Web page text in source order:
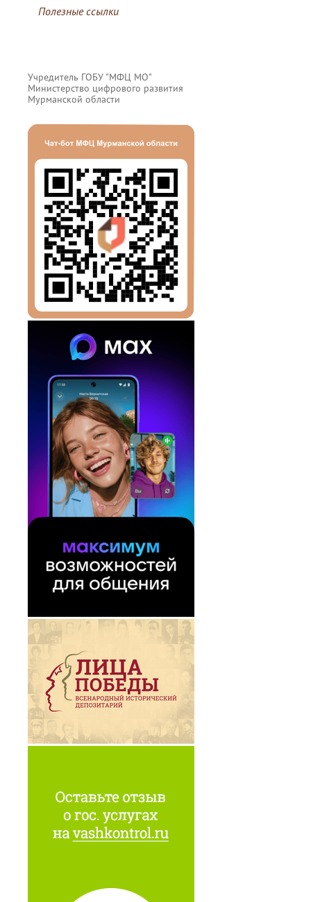
Полезные ссылки
Учредитель ГОБУ "МФЦ МО"
Министерство цифрового развития
Мурманской области